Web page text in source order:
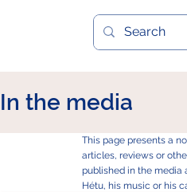
In the media
This page presents a
articles, reviews or
published in the media
Hétu, his music or his